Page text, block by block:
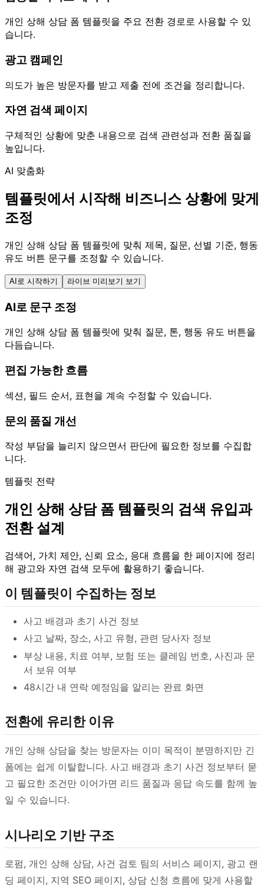
개인 상해 상담 폼 템플릿을 주요 전환 경로로 사용할 수 있
습니다.
광고 캠페인
의도가 높은 방문자를 받고 제출 전에 조건을 정리합니다.
자연 검색 페이지
구체적인 상황에 맞춘 내용으로 검색 관련성과 전환 품질을
높입니다.
AI 맞춤화
템플릿에서 시작해 비즈니스 상황에 맞게
조정
개인 상해 상담 폼 템플릿에 맞춰 제목, 질문, 선별 기준, 행동
유도 버튼 문구를 조정할 수 있습니다.
AI로 시작하기 라이브 미리보기 보기
AI로 문구 조정
개인 상해 상담 폼 템플릿에 맞춰 질문, 톤, 행동 유도 버튼을
다듬습니다.
편집 가능한 흐름
섹션, 필드 순서, 표현을 계속 수정할 수 있습니다.
문의 품질 개선
작성 부담을 늘리지 않으면서 판단에 필요한 정보를 수집합
니다.
템플릿 전략
개인 상해 상담 폼 템플릿의 검색 유입과
전환 설계
검색어, 가치 제안, 신뢰 요소, 응대 흐름을 한 페이지에 정리
해 광고와 자연 검색 모두에 활용하기 좋습니다.
이 템플릿이 수집하는 정보
사고 배경과 초기 사건 정보
사고 날짜, 장소, 사고 유형, 관련 당사자 정보
부상 내용, 치료 여부, 보험 또는 클레임 번호, 사진과 문
서 보유 여부
48시간 내 연락 예정임을 알리는 완료 화면
전환에 유리한 이유
개인 상해 상담을 찾는 방문자는 이미 목적이 분명하지만 긴
폼에는 쉽게 이탈합니다. 사고 배경과 초기 사건 정보부터 묻
고 필요한 조건만 이어가면 리드 품질과 응답 속도를 함께 높
일 수 있습니다.
시나리오 기반 구조
로펌, 개인 상해 상담, 사건 검토 팀의 서비스 페이지, 광고 랜
딩 페이지, 지역 SEO 페이지, 상담 신청 흐름에 맞게 사용할